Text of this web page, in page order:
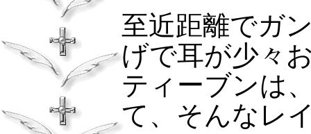
至近距離でガ
げで耳が少々
ティーブンは
て、そんなレ